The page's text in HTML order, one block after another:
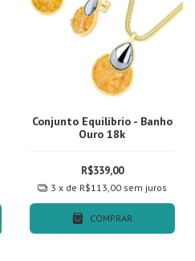
Conjunto Equilíbrio - Banho
Ouro 18k
R$339,00
3 x de R$113,00 sem juros
COMPRAR